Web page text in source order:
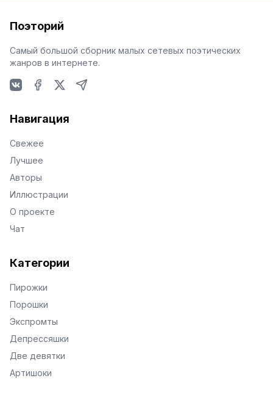
Поэторий
Самый большой сборник малых сетевых поэтических
жанров в интернете.
Навигация
Свежее
Лучшее
Авторы
Иллюстрации
О проекте
Чат
Категории
Пирожки
Порошки
Экспромты
Депрессяшки
Две девятки
Артишоки